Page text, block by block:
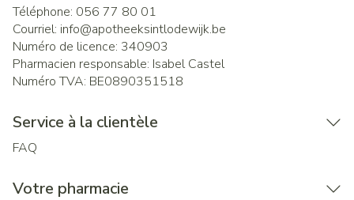
Téléphone: 056 77 80 01
Courriel: info@apotheeksintlodewijk.be
Numéro de licence: 340903
Pharmacien responsable: Isabel Castel
Numéro TVA: BE0890351518
Service à la clientèle
FAQ
Votre pharmacie